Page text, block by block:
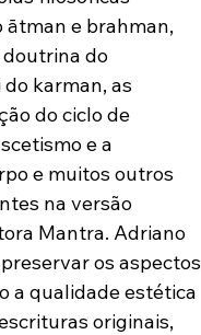
ātman e brahman,
do
karman, as
do ciclo de
e a
e muitos outros
na versão
Mantra. Adriano
os aspectos
a qualidade estética
originais,